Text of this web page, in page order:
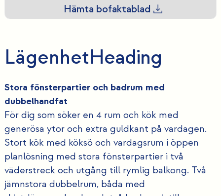
Hämta bofaktablad
LägenhetHeading
Stora fönsterpartier och badrum med
dubbelhandfat
För dig som söker en 4 rum och kök med
generösa ytor och extra guldkant på vardagen.
Stort kök med köksö och vardagsrum i öppen
planlösning med stora fönsterpartier i två
väderstreck och utgång till rymlig balkong. Två
jämnstora dubbelrum, båda med